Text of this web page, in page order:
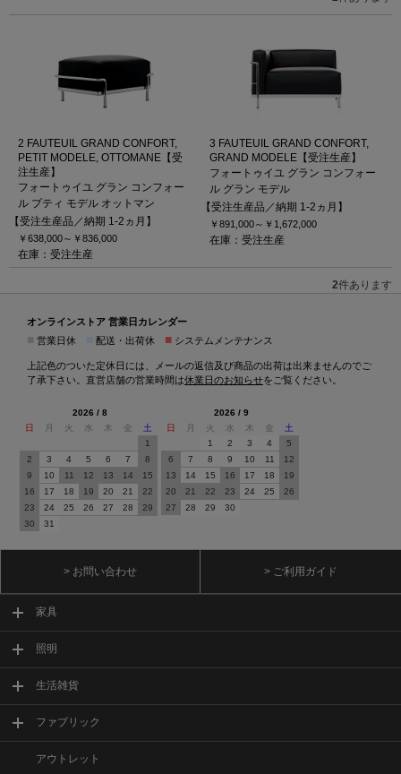
2 FAUTEUIL GRAND CONFORT,
PETIT MODELE, OTTOMANE【受
注生産】
フォートゥイユ グラン コンフォー
ル プティ モデル オットマン
【受注生産品／納期 1-2ヵ月】
￥638,000～ ￥836,000
在庫：受注生産
3 FAUTEUIL GRAND CONFORT,
GRAND MODELE【受注生産】
フォートゥイユ グラン コンフォー
ル グラン モデル
【受注生産品／納期 1-2ヵ月】
￥891,000～ ￥1,672,000
在庫：受注生産
2件あります
オンラインストア 営業日カレンダー
営業日休 配送・出荷休 ■ システムメンテナンス
上記色のついた定休日には、メールの返信及び商品の出荷は出来ませんのでご
了承下さい。直営店舗の営業時間は休業日のお知らせをご覧ください。
2026 / 8
日
月 火 水 木 金
土
1
2
3 4 5 6 7
8
9
10 11 12 13 14
15
16
17 18 19 20 21
22
23
24 25 26 27 28
29
30
31
2026 / 9
日
月 火 水 木 金
土
1
2 3 4
5
6
7 8 9 10 11
12
13
14 15 16 17 18
19
20
21 22 23 24 25
26
27
28 29 30
> お問い合わせ > ご利用ガイド
家具
照明
生活雑貨
ファブリック
アウトレット